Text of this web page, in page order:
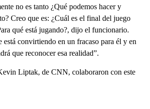
no es tanto ¿Qué podemos hacer y
Creo que es: ¿Cuál es el final del juego
qué está jugando?, dijo el funcionario.
está convirtiendo en un fracaso para él y en
que reconocer esa realidad”.
Liptak, de CNN, colaboraron con este